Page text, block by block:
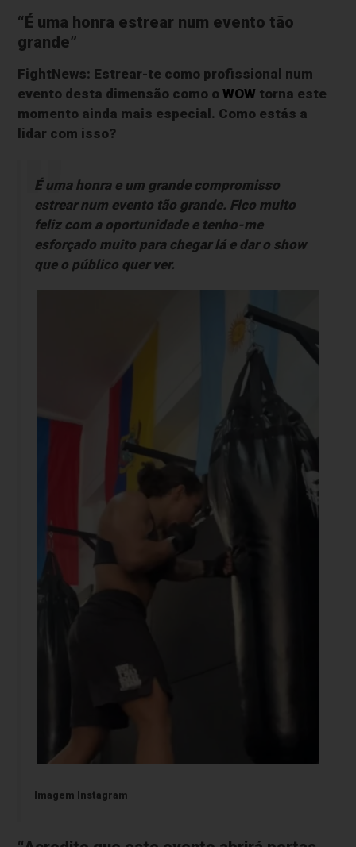
“É uma honra estrear num evento tão
grande”
FightNews: Estrear-te como profissional num
evento desta dimensão como oWOW torna este
momento ainda mais especial. Como estás a
lidar com isso?
É uma honra e um grande compromisso
estrear num evento tão grande. Fico muito
feliz com a oportunidade e tenho-me
esforçado muito para chegar lá e dar o show
que o público quer ver.
Imagem Instagram